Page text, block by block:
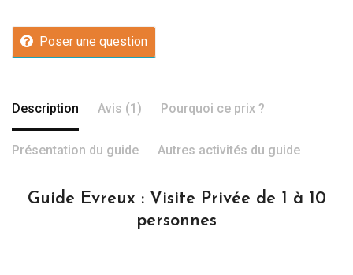
Poser une question
Description Avis (1) Pourquoi ce prix ?
Présentation du guide Autres activités du guide
Guide Evreux : Visite Privée de 1 à 10
personnes